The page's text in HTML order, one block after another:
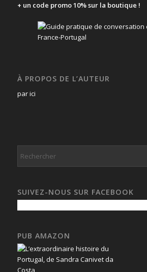
+ un code promo 10% sur la boutique !
À PROPOS DE L’AUTEUR
par ici
SUIVEZ-NOUS SUR FACEBOOK
PUB AMAZON